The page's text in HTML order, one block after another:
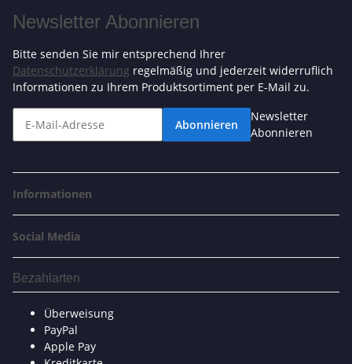
Newsletter Abonnieren
Bitte senden Sie mir entsprechend Ihrer
Datenschutzerklärung regelmäßig und jederzeit widerruflich
Informationen zu Ihrem Produktsortiment per E-Mail zu.
Abonnieren
Newsletter
Abonnieren
Informationen
Social Media
Bezahlarten
Überweisung
PayPal
Apple Pay